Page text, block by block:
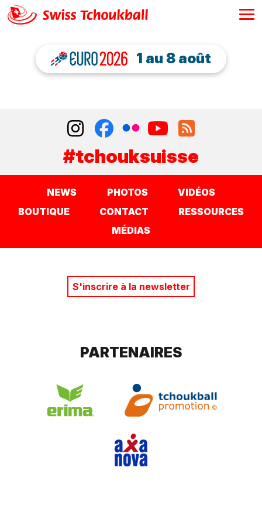
1 au 8 août
#tchouksuisse
NEWS PHOTOS
VIDÉOS
BOUTIQUE
CONTACT
RESSOURCES
MÉDIAS
S'inscrire à la newsletter
PARTENAIRES